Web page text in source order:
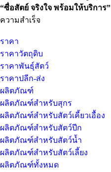
“ซื่อสัตย์ จริงใจ พร้อมให้บริการ”
ความสำเร็จ
ราคา
ราคาวัตถุดิบ
ราคาพันธุ์สัตว์
ราคาปลีก-ส่ง
ผลิตภัณฑ์
ผลิตภัณฑ์สำหรับสุกร
ผลิตภัณฑ์สำหรับสัตว์เคี้ยวเอื้อง
ผลิตภัณฑ์สำหรับสัตว์ปีก
ผลิตภัณฑ์สำหรับสัตว์น้ำ
ผลิตภัณฑ์สำหรับสัตว์เลี้ยง
ผลิตภัณฑ์ทั้งหมด